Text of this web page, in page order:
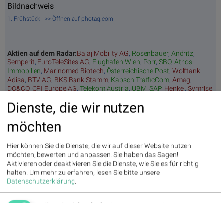
Bildnachweis
1. Frühstück >> Öffnen auf photaq.com
Aktien auf dem Radar:Bajaj Mobility AG, Rosenbauer, Andritz,
Semperit, EuroTeleSites AG, Flughafen Wien, Porr, SBO, Athos
Immobilien, Marinomed Biotech, Österreichische Post, Wolftank-
Adisa, BTV AG, BKS Bank Stamm, Kapsch TrafficCom, Amag,
DO&CO, CPI Europe AG, Telekom Austria, UBM, SAP, Henkel, Symrise,
Hannover Rück
DAIMLER TRUCK HLD...,Rheinmetall
Do&Co
Als Österreichisches, börsennotiertes Unternehmen mit
den drei Geschäftsbereichen Airline Catering,
internationales Event Catering und Restaurants, Lounges &
Dienste, die wir nutzen
möchten
Hier können Sie die Dienste, die wir auf dieser Website nutzen
möchten, bewerten und anpassen. Sie haben das Sagen!
Aktivieren oder deaktivieren Sie die Dienste, wie Sie es für richtig
halten. Um mehr zu erfahren, lesen Sie bitte unsere
Datenschutzerklärung.